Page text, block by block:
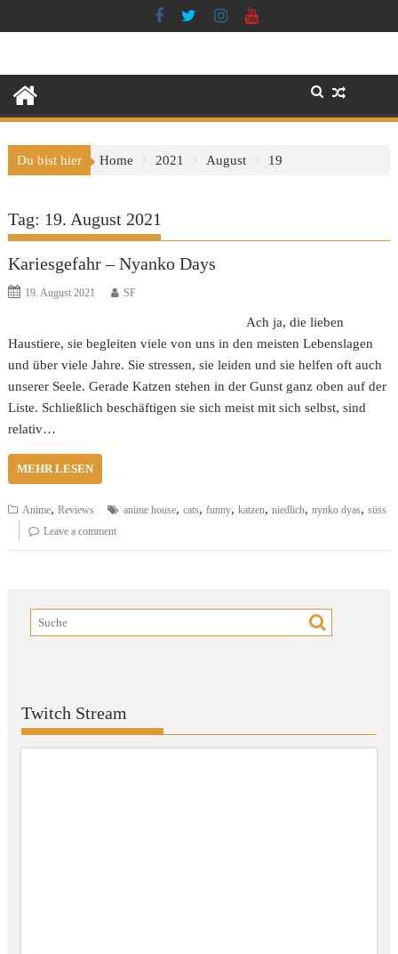
to
Du bist hier Home 2021 August 19
Tag: 19. August 2021
Kariesgefahr – Nyanko Days
19. August 2021 SF
Ach ja, die lieben
Haustiere, sie begleiten viele von uns in den meisten Lebenslagen
und über viele Jahre. Sie stressen, sie leiden und sie helfen oft auch
unserer Seele. Gerade Katzen stehen in der Gunst ganz oben auf der
Liste. Schließlich beschäftigen sie sich meist mit sich selbst, sind
relativ…
MEHR LESEN
Anime,Reviews anime house,cats,funny,katzen,niedlich,nynko dyas,süss
Leave a comment
Twitch Stream